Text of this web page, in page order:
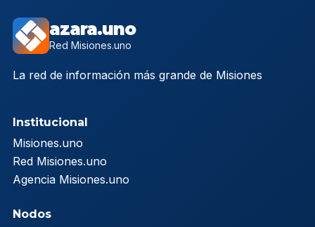
azara.uno
Red Misiones.uno
La red de información más grande de Misiones
Institucional
Misiones.uno
Red Misiones.uno
Agencia Misiones.uno
Nodos